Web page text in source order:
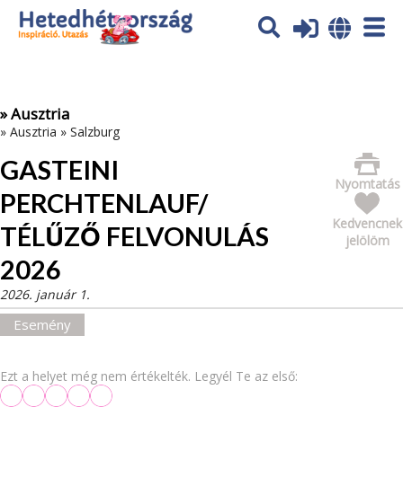
Az oldal sütiket (cookies) használ. További tájékoztatás itt:
Adatvédelmi tájékoztató
» Ausztria
» Ausztria » Salzburg
GASTEINI
PERCHTENLAUF/
TÉLŰZŐ FELVONULÁS
2026
Nyomtatás
Kedvencnek
jelölöm
2026. január 1.
Esemény
Ezt a helyet még nem értékelték. Legyél Te az első: